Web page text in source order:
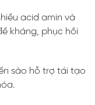
acid amin và
kháng, phục hồi
sào hỗ trợ tái tạo